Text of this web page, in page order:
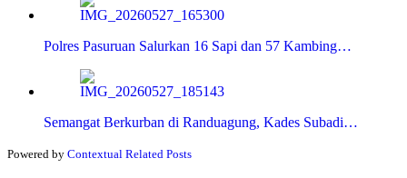
Polres Pasuruan Salurkan 16 Sapi dan 57 Kambing…
Semangat Berkurban di Randuagung, Kades Subadi…
Powered by Contextual Related Posts